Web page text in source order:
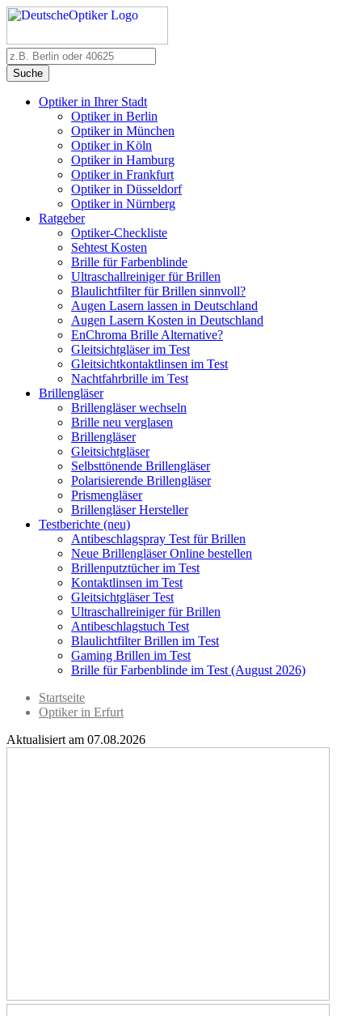
Suche
Optiker in Ihrer Stadt
Optiker in Berlin
Optiker in München
Optiker in Köln
Optiker in Hamburg
Optiker in Frankfurt
Optiker in Düsseldorf
Optiker in Nürnberg
Ratgeber
Optiker-Checkliste
Sehtest Kosten
Brille für Farbenblinde
Ultraschallreiniger für Brillen
Blaulichtfilter für Brillen sinnvoll?
Augen Lasern lassen in Deutschland
Augen Lasern Kosten in Deutschland
EnChroma Brille Alternative?
Gleitsichtgläser im Test
Gleitsichtkontaktlinsen im Test
Nachtfahrbrille im Test
Brillengläser
Brillengläser wechseln
Brille neu verglasen
Brillengläser
Gleitsichtgläser
Selbsttönende Brillengläser
Polarisierende Brillengläser
Prismengläser
Brillengläser Hersteller
Testberichte (neu)
Antibeschlagspray Test für Brillen
Neue Brillengläser Online bestellen
Brillenputztücher im Test
Kontaktlinsen im Test
Gleitsichtgläser Test
Ultraschallreiniger für Brillen
Antibeschlagstuch Test
Blaulichtfilter Brillen im Test
Gaming Brillen im Test
Brille für Farbenblinde im Test (August 2026)
Startseite
Optiker in Erfurt
Aktualisiert am 07.08.2026